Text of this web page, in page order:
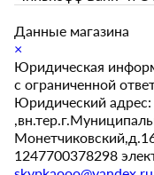
Данные магазина
×
Юридическая
с ограниченной
Юридический
1247700378298